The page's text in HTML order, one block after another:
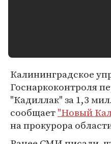
Калининградское
Госнаркоконтроля
"Кадиллак" за 1,3
сообщает"Новый
на прокурора